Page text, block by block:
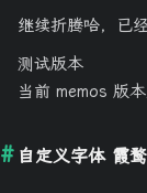
继续折腾哈，已
测试版本
当前 memos 版
自定义字体 霞